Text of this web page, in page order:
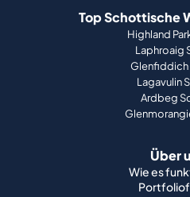
Top Schottische
Highland
Laphroaig
Lagavulin
Ardbeg
Über
Wie es